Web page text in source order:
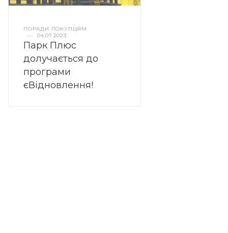
ПОРАДИ ПОКУПЦЯМ
—
04.07.2023
Парк Плюс
долучається до
програми
єВідновлення!